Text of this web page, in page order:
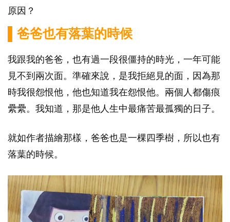
原因？
▌爸爸也有落葉的時候
我跟我的爸爸，也有過一段很僵持的時光，一年可能
見不到兩次面。準確來說，是我拒絕見的面，因為那
時我很怨恨他，他也知道我在怨恨他。兩個人都傷痕
纍纍。我知道，那是他人生中最痛苦最孤獨的日子。
就如作者描繪那樣，爸爸也是一棵四季樹，所以也有
落葉的時候。